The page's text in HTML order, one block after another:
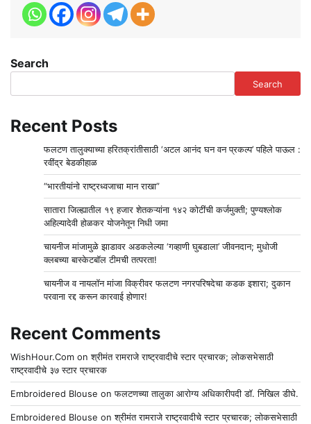
Search
Search
Recent Posts
फलटण तालुक्याच्या हरितक्रांतीसाठी ‘अटल आनंद घन वन प्रकल्प’ पहिले पाऊल :
रवींद्र बेडकीहाळ
“भारतीयांनो राष्ट्रध्वजाचा मान राखा”
सातारा जिल्ह्यातील १९ हजार शेतकऱ्यांना १४२ कोटींची कर्जमुक्ती; पुण्यश्लोक
अहिल्यादेवी होळकर योजनेतून निधी जमा
चायनीज मांजामुळे झाडावर अडकलेल्या ‘गव्हाणी घुबडाला’ जीवनदान; मुधोजी
क्लबच्या बास्केटबॉल टीमची तत्परता!
चायनीज व नायलॉन मांजा विक्रीवर फलटण नगरपरिषदेचा कडक इशारा; दुकान
परवाना रद्द करून कारवाई होणार!
Recent Comments
WishHour.Com onश्रीमंत रामराजे राष्ट्रवादीचे स्टार प्रचारक; लोकसभेसाठी
राष्ट्रवादीचे ३७ स्टार प्रचारक
Embroidered Blouse onफलटणच्या तालुका आरोग्य अधिकारीपदी डॉ. निखिल डीघे.
Embroidered Blouse onश्रीमंत रामराजे राष्ट्रवादीचे स्टार प्रचारक; लोकसभेसाठी